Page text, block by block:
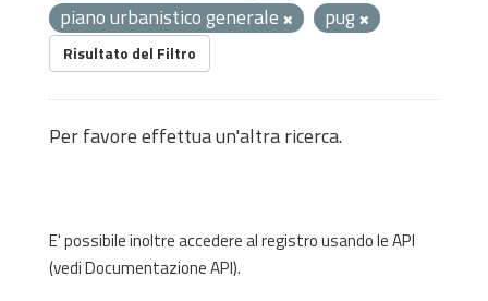
piano urbanistico generale
pug
Risultato del Filtro
Per favore effettua un'altra ricerca.
E' possibile inoltre accedere al registro usando leAPI
(vediDocumentazione API).